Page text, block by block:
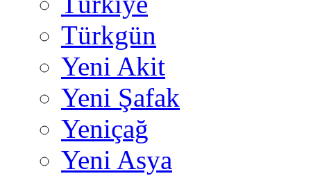
Türkgün
Yeni Akit
Yeni Şafak
Yeniçağ
Yeni Asya